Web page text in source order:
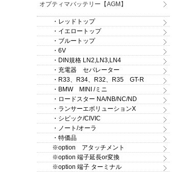
オプティマバッテリー【AGM】
・レッドトップ
・イエロートップ
・ブルートップ
・6V
・DIN規格 LN2,LN3,LN4
・充電器 セパレーター
・R33、R34、R32、R35 GT-R
・BMW MINI /ミニ
・ロードスター NA/NB/NC/ND
・ランサーエボリューションX
・シビック/CIVIC
・ノート/オーラ
・特価品
※option アタッチメント
※option 端子延長or変換
※option 端子 ターミナル